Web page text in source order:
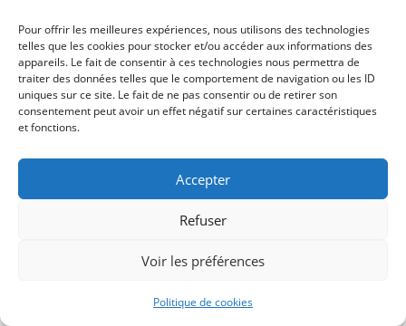
Pour offrir les meilleures expériences, nous utilisons des technologies
telles que les cookies pour stocker et/ou accéder aux informations des
appareils. Le fait de consentir à ces technologies nous permettra de
traiter des données telles que le comportement de navigation ou les ID
uniques sur ce site. Le fait de ne pas consentir ou de retirer son
consentement peut avoir un effet négatif sur certaines caractéristiques
et fonctions.
Accepter
Refuser
Voir les préférences
Politique de cookies
Données du registre du commerce suisse sur
moneyhouse
Le propriétaire de ce site web est :
2LPT Sàrl
Christophe Reichenbach
CH-1628 Vuadens